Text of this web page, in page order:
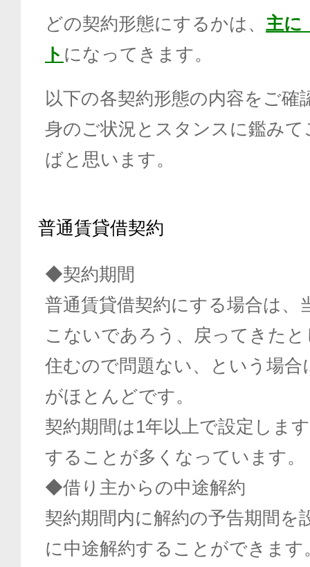
どの契約形態にするかは、 主に
ト になってきます。
以下の各契約形態の内容をご確
身のご状況とスタンスに鑑み
ばと思います。
普通賃貸借契約
◆契約期間
普通賃貸借契約にする場合は、
こないであろう、戻ってきた
住むので問題ない、という場合
がほとんどです。
契約期間は1年以上で設定しま
することが多くなっています。
◆借り主からの中途解約
契約期間内に解約の予告期間を
に中途解約することができます